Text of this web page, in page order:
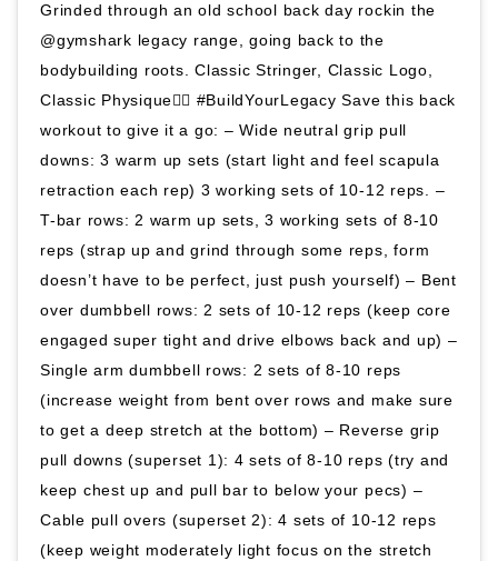
Grinded through an old school back day rockin the
@gymshark legacy range, going back to the
bodybuilding roots. Classic Stringer, Classic Logo,
Classic Physique👌🏼 #BuildYourLegacy Save this back
workout to give it a go: – Wide neutral grip pull
downs: 3 warm up sets (start light and feel scapula
retraction each rep) 3 working sets of 10-12 reps. –
T-bar rows: 2 warm up sets, 3 working sets of 8-10
reps (strap up and grind through some reps, form
doesn’t have to be perfect, just push yourself) – Bent
over dumbbell rows: 2 sets of 10-12 reps (keep core
engaged super tight and drive elbows back and up) –
Single arm dumbbell rows: 2 sets of 8-10 reps
(increase weight from bent over rows and make sure
to get a deep stretch at the bottom) – Reverse grip
pull downs (superset 1): 4 sets of 8-10 reps (try and
keep chest up and pull bar to below your pecs) –
Cable pull overs (superset 2): 4 sets of 10-12 reps
(keep weight moderately light focus on the stretch